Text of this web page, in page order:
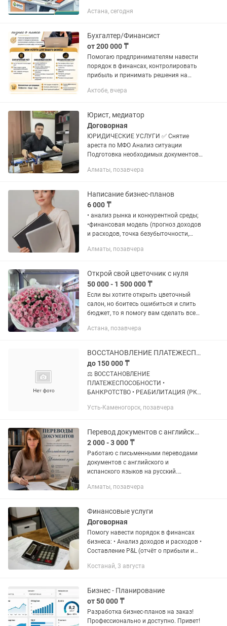
кредитных комитетах крупнейших
Астана, сегодня
Бухгалтер/Финансист
от 200 000 ₸
Помогаю предпринимателям навести
порядок в финансах, контролировать
прибыль и принимать решения на
Бухгалтерский и налоговый учёт •
Актобе, вчера
Юрист, медиатор
Договорная
ЮРИДИЧЕСКИЕ УСЛУГИ ✅ Снятие
ареста по МФО Анализ ситуации
Подготовка необходимых документов
Составление графика погашения
Алматы, позавчера
Написание бизнес-планов
6 000 ₸
• анализ рынка и конкурентной среды;
•финансовая модель (прогноз доходов
и расходов, точка безубыточности,
процессов и этапов реализации;
Алматы, позавчера
Открой свой цветочник с нуля
50 000 - 1 500 000 ₸
Если вы хотите открыть цветочный
салон, но боитесь ошибиться и слить
бюджет, то я помогу вам сделать все
получите: 1. Готовая открытая точка
Астана, позавчера
ВОССТАНОВЛЕНИЕ ПЛАТЕЖЕСПОСОБНОСТИ БАНКРОТСТВО
до 150 000 ₸
⚖️ ВОССТАНОВЛЕНИЕ
ПЛАТЕЖЕСПОСОБНОСТИ •
БАНКРОТСТВО • РЕАБИЛИТАЦИЯ (РК)
ситуацию? Поможем найти законное
процедуре банкротства физических...
Усть-Каменогорск, позавчера
Перевод документов с английского и испанского языков
2 000 - 3 000 ₸
Работаю с письменными переводами
документов с английского и
испанского языков на русский.
характера, юридические, медицинские,
Помогу с...
Алматы, позавчера
Финансовые услуги
Договорная
Помогу навести порядок в финансах
бизнеса: • Анализ доходов и расходов •
Составление P&L (отчёт о прибыли и
Оптимизация расходов • Финансовый
Костанай, 3 августа
Бизнес - Планирование
от 50 000 ₸
Разработка бизнес-планов на заказ!
Профессионально и доступно. Привет!